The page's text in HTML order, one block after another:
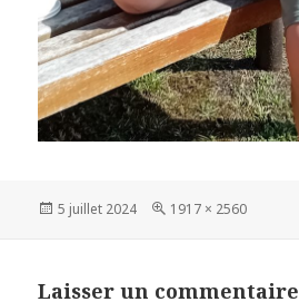
Publié
5 juillet 2024
Taille
1917 × 2560
Laisser un commentaire